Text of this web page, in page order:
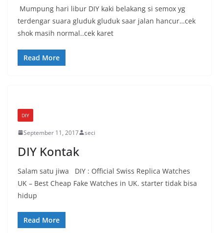
Mumpung hari libur DIY kaki belakang si semox yg
terdengar suara gluduk gluduk saar jalan hancur…cek
shok masih normal..cek karet
Read More
DIY
September 11, 2017 seci
DIY Kontak
Salam satu jiwa DIY : Official Swiss Replica Watches
UK – Best Cheap Fake Watches in UK. starter tidak bisa
hidup
Read More